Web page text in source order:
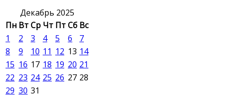
Декабрь 2025
Пн ВтСр Чт ПтСб Вс
1
2 3 4 5 6
7
8
9 10 11 12 13 14
15 16 17 18 19 20 21
22 23 24 25 26 27 28
29 30 31